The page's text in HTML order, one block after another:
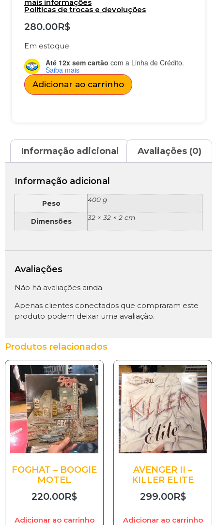
mais informações
Politicas de trocas e devoluções
280.00R$
Em estoque
Até 12x sem cartão com a Linha de Crédito.
Saiba mais
Adicionar ao carrinho
Informação adicional Avaliações (0)
Informação adicional
Peso 400 g
Dimensões 32 × 32 × 2 cm
Avaliações
Não há avaliações ainda.
Apenas clientes conectados que compraram este
produto podem deixar uma avaliação.
Produtos relacionados
FOGHAT – BOOGIE
MOTEL
220.00R$
Adicionar ao carrinho
AVENGER II –
KILLER ELITE
299.00R$
Adicionar ao carrinho